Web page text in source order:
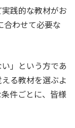
践的な教材がお
合わせて必要な
」という方であ
る教材を選ぶよ
件ごとに、皆様